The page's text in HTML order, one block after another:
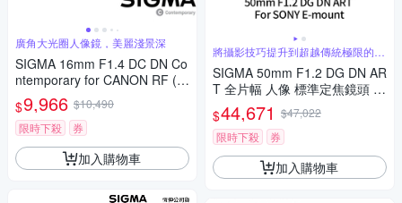
廣角大光圈人像鏡，美麗淺景深
SIGMA 16mm F1.4 DC DN Co
ntemporary for CANON RF (公
司貨) 廣角大光圈定焦鏡 人像
鏡 APS-C 無反微單眼專用鏡頭
$9,966 $10,490
限時下殺
券
加入購物車
將攝影技巧提升到超越傳統極限的水
準
SIGMA 50mm F1.2 DG DN AR
T 全片幅 人像 標準定焦鏡頭 F
or SONY E-mount (公司貨)
$44,671 $47,022
限時下殺
券
加入購物車